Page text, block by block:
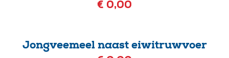
€ 0,00
Jongveemeel naast eiwitruwvoer